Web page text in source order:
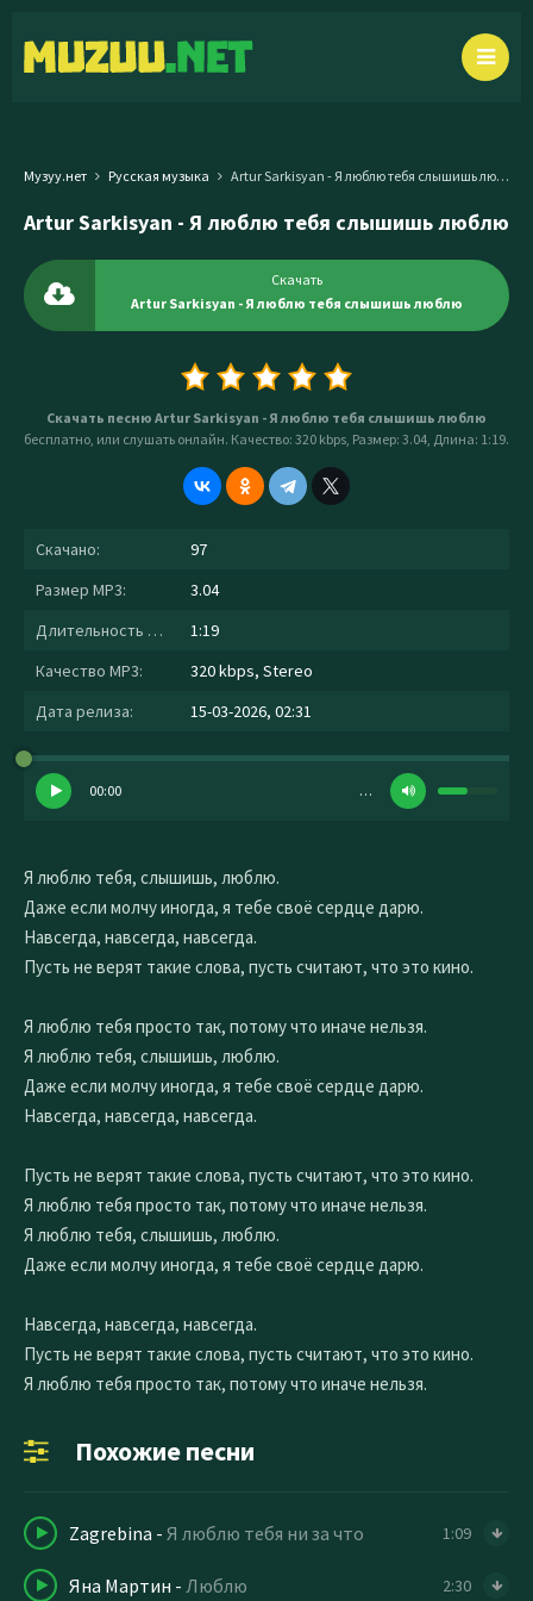
Музуу.нет Русская музыка Artur Sarkisyan - Я люблю тебя слышишь люблю
Artur Sarkisyan - Я люблю тебя слышишь люблю
Скачать
Artur Sarkisyan - Я люблю тебя слышишь люблю
Скачать песню Artur Sarkisyan - Я люблю тебя слышишь люблю
бесплатно, или слушать онлайн. Качество: 320 kbps, Размер: 3.04, Длина: 1:19.
Скачано:
97
Размер MP3:
3.04
Длительность MP3:
1:19
Качество MP3:
320 kbps, Stereo
Дата релиза:
15-03-2026, 02:31
00:00 …
Я люблю тебя, слышишь, люблю.
Даже если молчу иногда, я тебе своё сердце дарю.
Навсегда, навсегда, навсегда.
Пусть не верят такие слова, пусть считают, что это кино.
Я люблю тебя просто так, потому что иначе нельзя.
Я люблю тебя, слышишь, люблю.
Даже если молчу иногда, я тебе своё сердце дарю.
Навсегда, навсегда, навсегда.
Пусть не верят такие слова, пусть считают, что это кино.
Я люблю тебя просто так, потому что иначе нельзя.
Я люблю тебя, слышишь, люблю.
Даже если молчу иногда, я тебе своё сердце дарю.
Навсегда, навсегда, навсегда.
Пусть не верят такие слова, пусть считают, что это кино.
Я люблю тебя просто так, потому что иначе нельзя.
Похожие песни
Zagrebina - Я люблю тебя ни за что 1:09
Яна Мартин - Люблю 2:30